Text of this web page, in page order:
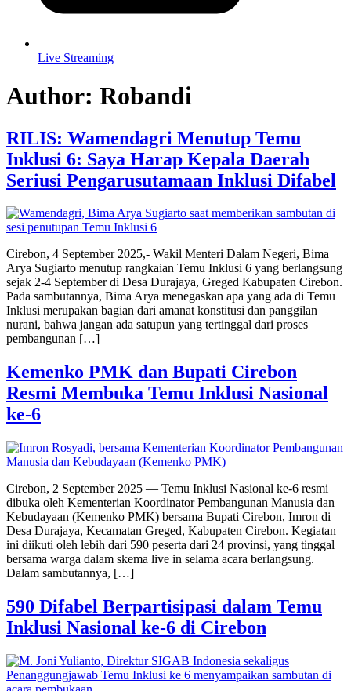
Live Streaming
Author: Robandi
RILIS: Wamendagri Menutup Temu
Inklusi 6: Saya Harap Kepala Daerah
Seriusi Pengarusutamaan Inklusi Difabel
Cirebon, 4 September 2025,- Wakil Menteri Dalam Negeri, Bima
Arya Sugiarto menutup rangkaian Temu Inklusi 6 yang berlangsung
sejak 2-4 September di Desa Durajaya, Greged Kabupaten Cirebon.
Pada sambutannya, Bima Arya menegaskan apa yang ada di Temu
Inklusi merupakan bagian dari amanat konstitusi dan panggilan
nurani, bahwa jangan ada satupun yang tertinggal dari proses
pembangunan […]
Kemenko PMK dan Bupati Cirebon
Resmi Membuka Temu Inklusi Nasional
ke-6
Cirebon, 2 September 2025 — Temu Inklusi Nasional ke-6 resmi
dibuka oleh Kementerian Koordinator Pembangunan Manusia dan
Kebudayaan (Kemenko PMK) bersama Bupati Cirebon, Imron di
Desa Durajaya, Kecamatan Greged, Kabupaten Cirebon. Kegiatan
ini diikuti oleh lebih dari 590 peserta dari 24 provinsi, yang tinggal
bersama warga dalam skema live in selama acara berlangsung.
Dalam sambutannya, […]
590 Difabel Berpartisipasi dalam Temu
Inklusi Nasional ke-6 di Cirebon